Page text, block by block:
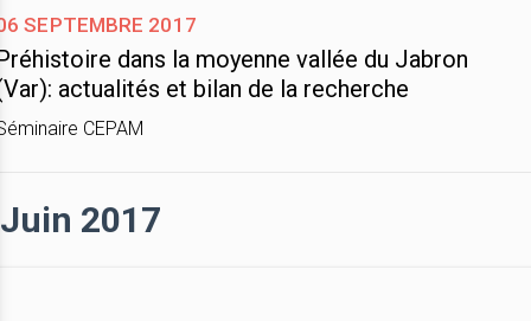
septembre 2017
dans la moyenne vallée du Jabron
actualités et bilan de la recherche
CEPAM
Juin 2017